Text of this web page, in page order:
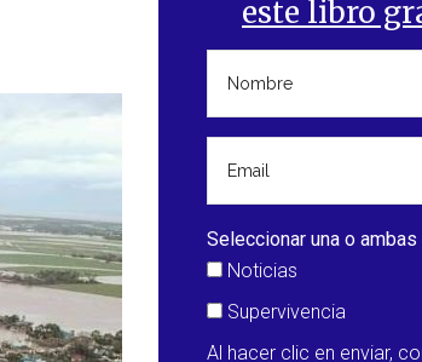
este libro
Seleccionar una o
Noticias
Supervivencia
Al hacer clic en enviar,